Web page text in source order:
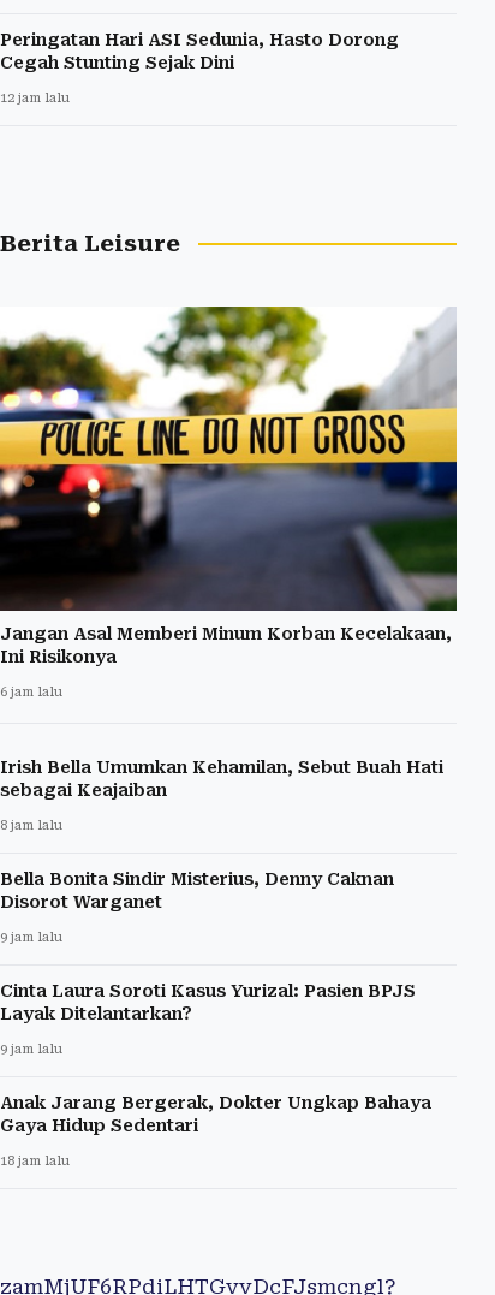
Peringatan Hari ASI Sedunia, Hasto Dorong
Cegah Stunting Sejak Dini
12 jam lalu
Berita Leisure
Jangan Asal Memberi Minum Korban Kecelakaan,
Ini Risikonya
6 jam lalu
Irish Bella Umumkan Kehamilan, Sebut Buah Hati
sebagai Keajaiban
8 jam lalu
Bella Bonita Sindir Misterius, Denny Caknan
Disorot Warganet
9 jam lalu
Cinta Laura Soroti Kasus Yurizal: Pasien BPJS
Layak Ditelantarkan?
9 jam lalu
Anak Jarang Bergerak, Dokter Ungkap Bahaya
Gaya Hidup Sedentari
18 jam lalu